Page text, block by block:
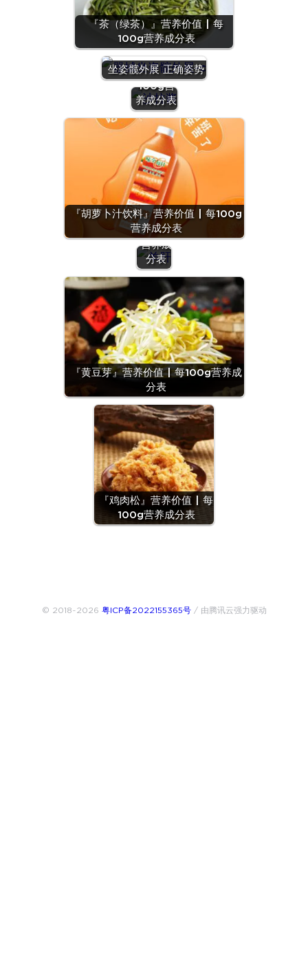
『茶（绿茶）』营养价值 | 每
100g营养成分表
坐姿髋外展 正确姿势
『沙拉
酱』营养
价值 | 每
100g营
养成分表
『胡萝卜汁饮料』营养价值 | 每100g
营养成分表
『羊
肝』营
养价值
| 每
100g
营养成
分表
『黄豆芽』营养价值 | 每100g营养成
分表
『鸡肉松』营养价值 | 每
100g营养成分表
© 2018~2026 粤ICP备2022155365号/ 由腾讯云强力驱动